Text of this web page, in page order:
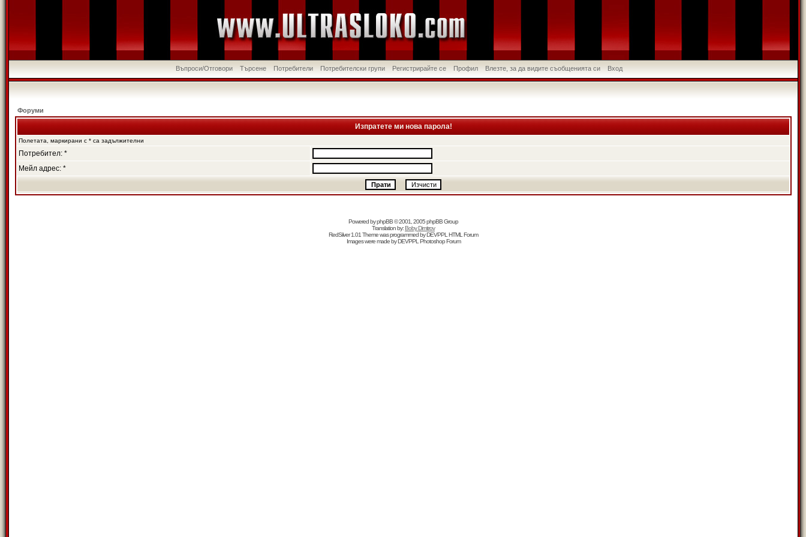
Въпроси/Отговори Търсене Потребители Потребителски групи Регистрирайте се Профил Влезте, за да видите съобщенията си Вход
Форуми
Изпратете ми нова парола!
Полетата, маркирани с * са задължителни
Потребител: *
Мейл адрес: *
Powered byphpBB© 2001, 2005 phpBB Group
Translation by:Boby Dimitrov
RedSilver 1.01 Theme was programmed byDEVPPL HTML Forum
Images were made byDEVPPL Photoshop Forum